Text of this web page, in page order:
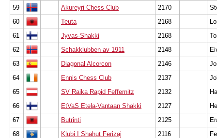
59
Akureyri Chess Club 2170
60
Teuta 2168
61
Jyvas-Shakki 2168
62
Schakklubben av 1911 2148
63
Diagonal Alcorcon 2146
64
Ennis Chess Club 2137
65
SV Raika Rapid Feffernitz 2132
66
EtVaS Etela-Vantaan Shakki 2127
67
Butrinti 2125
68
Klubi I Shahut Ferizaj 2116